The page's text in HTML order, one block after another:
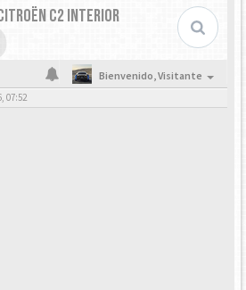
C2 INTERIOR
Bienvenido,Visitante
07:52